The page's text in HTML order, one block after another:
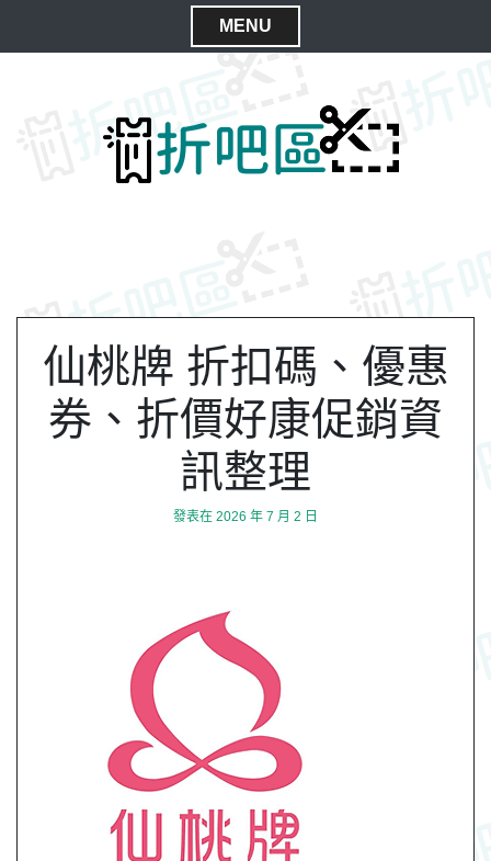
MENU
C
仙桃牌 折扣碼、優惠
券、折價好康促銷資
訊整理
發表在 2026 年 7 月 2 日